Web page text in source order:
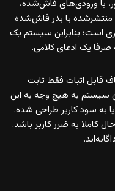
با ورودی‌های فاش‌شده،
منتشرشده با بذر فاش‌شده
است؛ بنابراین سیستم یک
یک ادعای کلامی.
قابل اثبات فقط ثابت
سیستم به هیچ وجه به این
به سود کاربر طراحی شده.
کاملا به ضرر کاربر باشد.